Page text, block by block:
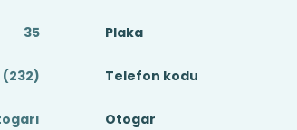
35
(232)
Plaka
Telefon kodu
Otogar